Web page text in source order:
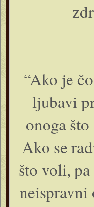
“Ako je
ljubavi
onoga
Ako se
što voli,
neispravni